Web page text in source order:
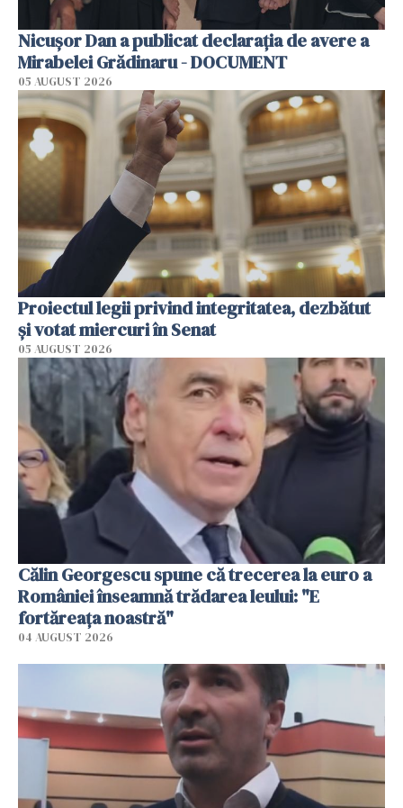
Nicușor Dan a publicat declarația de avere a
Mirabelei Grădinaru - DOCUMENT
05 AUGUST 2026
Proiectul legii privind integritatea, dezbătut
şi votat miercuri în Senat
05 AUGUST 2026
Călin Georgescu spune că trecerea la euro a
României înseamnă trădarea leului: "E
fortăreața noastră"
04 AUGUST 2026